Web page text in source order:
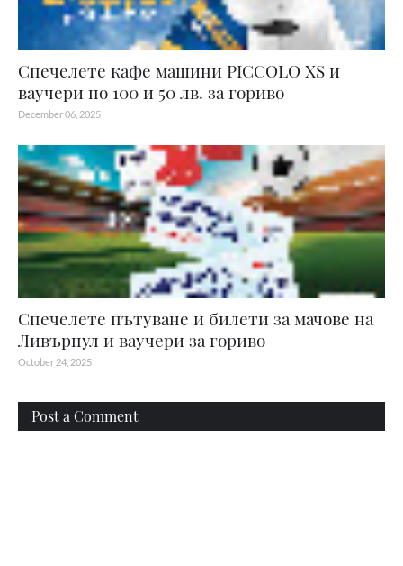
Спечелете кафе машини PICCOLO XS и
ваучери по 100 и 50 лв. за гориво
December 06, 2025
Спечелете пътуване и билети за мачове на
Ливърпул и ваучери за гориво
October 24, 2025
Post a Comment